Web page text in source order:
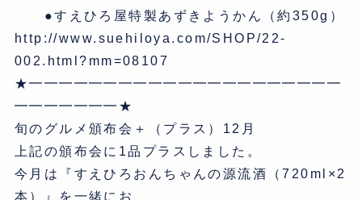
●すえひろ屋特製あずきようかん（約350g）
http://www.suehiloya.com/SHOP/22-
002.html?mm=08107
★━━━━━━━━━━━━━━━━━━━━━
━━━━━━━★
旬のグルメ頒布会＋（プラス）12月
上記の頒布会に1品プラスしました。
今月は『すえひろおんちゃんの源流酒（720ml×2
本）』を一緒にお